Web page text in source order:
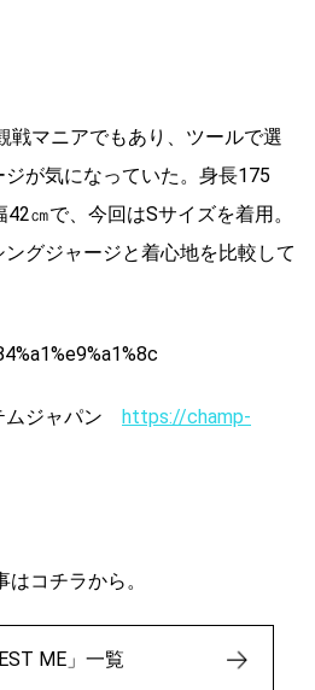
戦マニアでもあり、ツールで選
が気になっていた。身長175
㎝で、今回はSサイズを着用。
グジャージと着心地を比較して
ムジャパン
https://champ-
コチラから。
ME」一覧